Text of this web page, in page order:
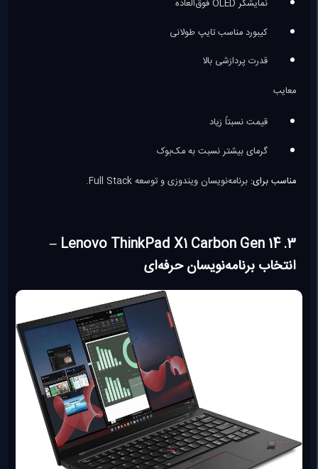
نمایشگر OLED فوق‌العاده
کیبورد مناسب تایپ طولانی
قدرت پردازشی بالا
معایب
قیمت نسبتاً زیاد
گرمای بیشتر نسبت به مک‌بوک
مناسب برای: برنامه‌نویسان ویندوزی و توسعه Full Stack.
3. Lenovo ThinkPad X1 Carbon Gen 14 –
انتخاب برنامه‌نویسان حرفه‌ای